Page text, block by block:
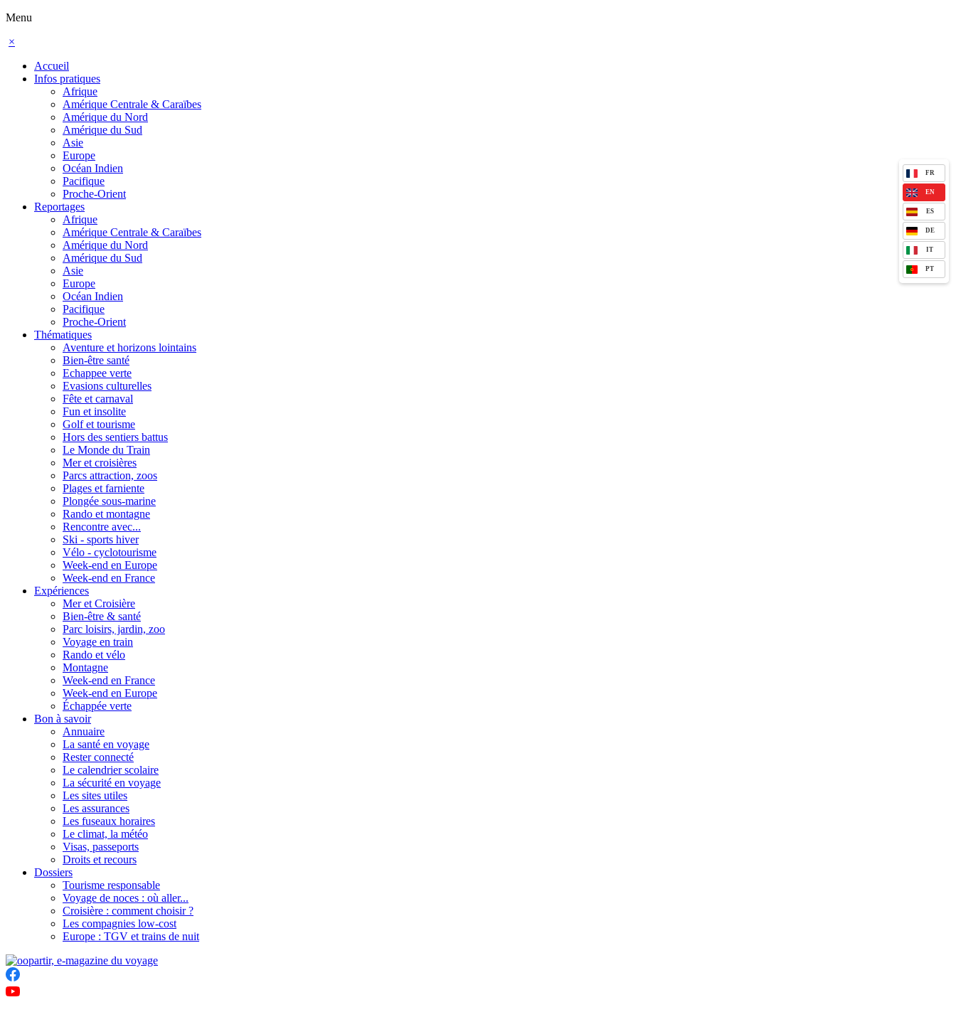
Menu
×
Accueil
Infos pratiques
Afrique
Amérique Centrale & Caraïbes
Amérique du Nord
Amérique du Sud
Asie
Europe
Océan Indien
Pacifique
Proche-Orient
Reportages
Afrique
Amérique Centrale & Caraïbes
Amérique du Nord
Amérique du Sud
Asie
Europe
Océan Indien
Pacifique
Proche-Orient
Thématiques
Aventure et horizons lointains
Bien-être santé
Echappee verte
Evasions culturelles
Fête et carnaval
Fun et insolite
Golf et tourisme
Hors des sentiers battus
Le Monde du Train
Mer et croisières
Parcs attraction, zoos
Plages et farniente
Plongée sous-marine
Rando et montagne
Rencontre avec...
Ski - sports hiver
Vélo - cyclotourisme
Week-end en Europe
Week-end en France
Expériences
Mer et Croisière
Bien-être & santé
Parc loisirs, jardin, zoo
Voyage en train
Rando et vélo
Montagne
Week-end en France
Week-end en Europe
Échappée verte
Bon à savoir
Annuaire
La santé en voyage
Rester connecté
Le calendrier scolaire
La sécurité en voyage
Les sites utiles
Les assurances
Les fuseaux horaires
Le climat, la météo
Visas, passeports
Droits et recours
Dossiers
Tourisme responsable
Voyage de noces : où aller...
Croisière : comment choisir ?
Les compagnies low-cost
Europe : TGV et trains de nuit
FR
EN
ES
DE
IT
PT